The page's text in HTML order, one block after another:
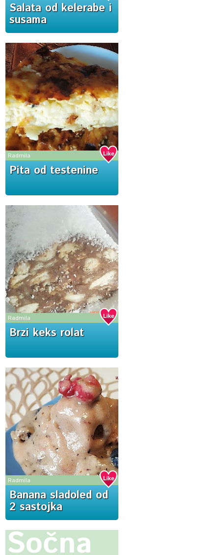
Salata od kelerabe i
susama
Radmila
Pita od testenine
Radmila
Brzi keks rolat
Radmila
Banana sladoled od
2 sastojka
Sočna